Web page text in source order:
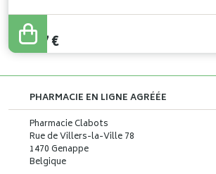
20,39
14,27€
PHARMACIE EN LIGNE AGRÉÉE
Pharmacie Clabots
Rue de Villers-la-Ville 78
1470 Genappe
Belgique